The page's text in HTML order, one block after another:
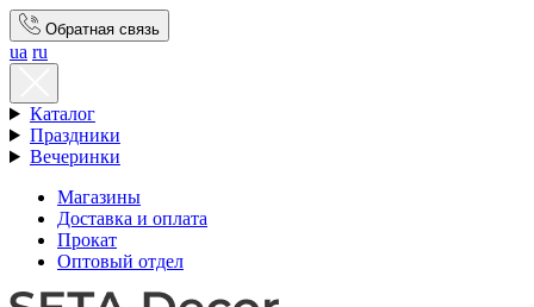
Обратная связь
ua ru
Каталог
Праздники
Вечеринки
Магазины
Доставка и оплата
Прокат
Оптовый отдел